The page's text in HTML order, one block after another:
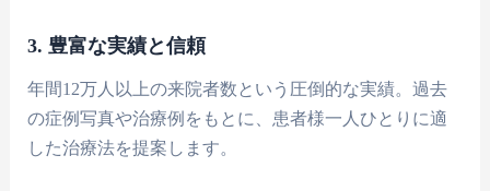
3. 豊富な実績と信頼
年間12万人以上の来院者数という圧倒的な実績。過去
の症例写真や治療例をもとに、患者様一人ひとりに適
した治療法を提案します。